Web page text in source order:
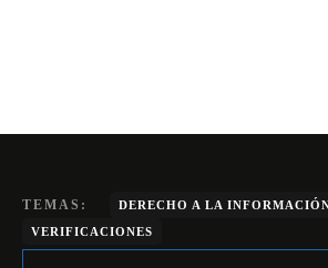
TEMAS:
DERECHO A LA
VERIFICACIONES